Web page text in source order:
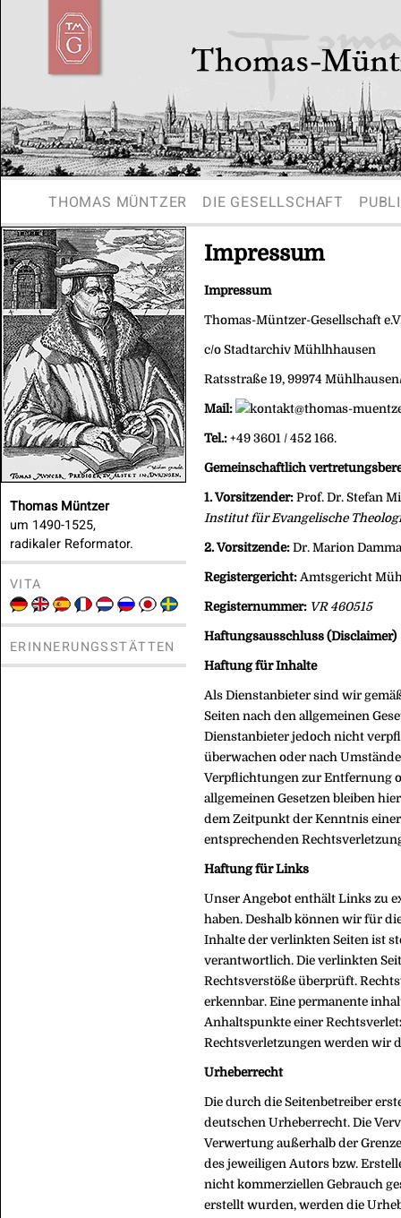
THOMAS MÜNTZER DIE GESELLSCHAFT
Thomas Müntzer
um 1490-1525,
radikaler Reformator.
VITA
ERINNERUNGSSTÄTTEN
Impressum
Impressum
Thomas-Müntzer-Gesellschaft
c/o Stadtarchiv Mühlhhausen
Ratsstraße 19, 99974
Mail:
Tel.: +49 3601 / 452 166.
Gemeinschaftlich
1. Vorsitzender: Prof. Dr. Stefan
Institut für Evangelische
2. Vorsitzende: Dr. Marion
Registergericht: Amtsgericht
Registernummer: VR 460515
Haftungsausschluss (Disclaimer)
Haftung für Inhalte
Als Dienstanbieter sind wir
Seiten nach den allgemeinen
Dienstanbieter jedoch nicht
überwachen oder nach
Verpflichtungen zur Entfernung
allgemeinen Gesetzen bleiben
dem Zeitpunkt der Kenntnis
entsprechenden
Haftung für Links
Unser Angebot enthält Links zu
haben. Deshalb können wir für
Inhalte der verlinkten Seiten ist
verantwortlich. Die verlinkten
Rechtsverstöße überprüft.
erkennbar. Eine permanente
Anhaltspunkte einer
Rechtsverletzungen werden wir
Urheberrecht
Die durch die Seitenbetreiber
deutschen Urheberrecht. Die
Verwertung außerhalb der
des jeweiligen Autors bzw.
nicht kommerziellen Gebrauch
erstellt wurden, werden die